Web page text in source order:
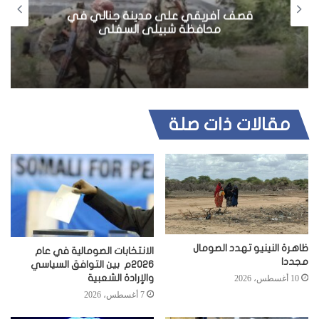
و
ي
ب
قصف أفريقي على مدينة جنالي في
محافظة شبيلى السفلى
مقالات ذات صلة
ظاهرة النينيو تهدد الصومال
مجددا
10 أغسطس، 2026
الانتخابات الصومالية في عام
2026م بين التوافق السياسي
والإرادة الشعبية
7 أغسطس، 2026